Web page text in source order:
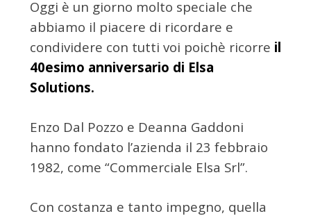
Oggi è un giorno molto speciale che
abbiamo il piacere di ricordare e
condividere con tutti voi poichè ricorre il
40esimo anniversario di Elsa
Solutions.
Enzo Dal Pozzo e Deanna Gaddoni
hanno fondato l’azienda il 23 febbraio
1982, come “Commerciale Elsa Srl”.
Con costanza e tanto impegno, quella